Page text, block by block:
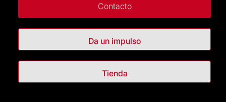
Contacto
Da un impulso
Tienda